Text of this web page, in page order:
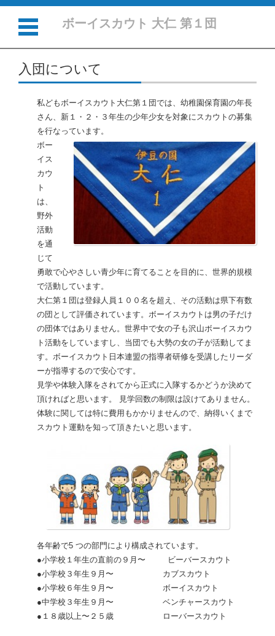
ボーイスカウト 大仁 第１団
コンテンツに移動
入団について
私どもボーイスカウト大仁第１団では、幼稚園保育園の年長
さん、新１・２・３年生の少年少女を対象にスカウトの募集
を行なっています。
ボー
イス
カウ
ト
は、
野外
活動
を通
じて
勇敢で心やさしい青少年に育てることを目的に、世界的規模
で活動しています。
大仁第１団は登録人員１００名を超え、その活動は県下有数
の団として評価されています。ボーイスカウトは男の子だけ
の団体ではありません。世界中で女の子も沢山ボーイスカウ
ト活動をしていますし、当団でも大勢の女の子が活動してま
す。ボーイスカウト日本連盟の指導者研修を受講したリーダ
ーが指導するので安心です。
見学や体験入隊をされてから正式に入隊するかどうか決めて
頂ければと思います。 見学回数の制限は設けてありません。
体験に関しては特に費用もかかりませんので、納得いくまで
スカウト運動を知って頂きたいと思います。
各年齢で5 つの部門により構成されています。
●小学校１年生の直前の９月〜 ビーバースカウト
●小学校３年生９月〜 カブスカウト
●小学校６年生９月〜 ボーイスカウト
●中学校３年生９月〜 ベンチャースカウト
●１８歳以上〜２５歳 ローバースカウト